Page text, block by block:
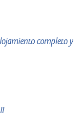
completo y